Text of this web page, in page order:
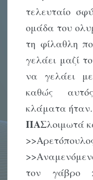
τελευταίο
ομάδα του
τη φίλαθλη
γελάει μαζί
να γελάει
καθώς
κλάματα ήταν.
ΠΑΣλοιμωτά
τον γάβρο